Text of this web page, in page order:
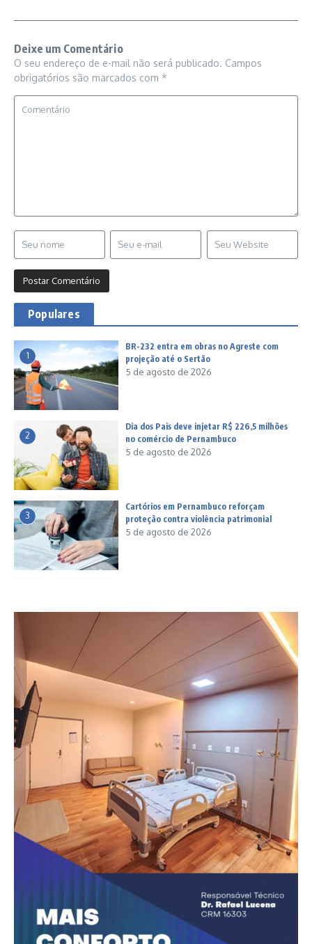
Deixe um Comentário
O seu endereço de e-mail não será publicado. Campos
obrigatórios são marcados com *
Populares
1
BR-232 entra em obras no Agreste com
projeção até o Sertão
5 de agosto de 2026
2
Dia dos Pais deve injetar R$ 226,5 milhões
no comércio de Pernambuco
5 de agosto de 2026
3
Cartórios em Pernambuco reforçam
proteção contra violência patrimonial
5 de agosto de 2026